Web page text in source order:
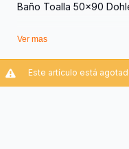
Baño Toalla 50x90
Ver mas
Este artículo está